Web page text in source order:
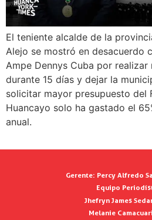
El teniente alcalde de la
Alejo se mostró en desacuerdo
Ampe Dennys Cuba por
durante 15 días y dejar la
solicitar mayor presupuesto del
Huancayo solo ha gastado el
anual.
Gerente: Percy Alfredo
Equipo
Jhefryn James
Melanie